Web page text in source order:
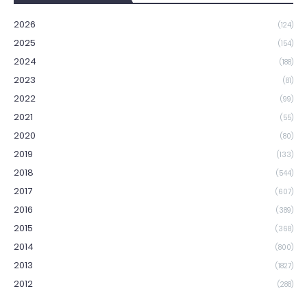
2026 (124)
2025 (154)
2024 (188)
2023 (81)
2022 (99)
2021 (55)
2020 (80)
2019 (133)
2018 (544)
2017 (607)
2016 (389)
2015 (368)
2014 (800)
2013 (1827)
2012 (288)